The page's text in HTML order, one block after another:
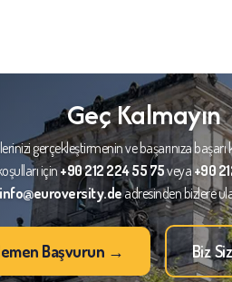
Geç Kalmayın
gerçekleştirmenin ve başarınıza
için +90 212 224 55 75veya+90
info@euroversity.deadresinden bizlere
Başvurun → Biz